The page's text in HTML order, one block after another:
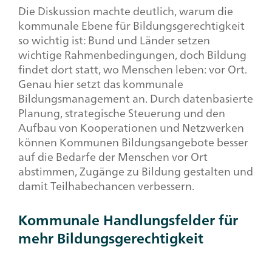
Die Diskussion machte deutlich, warum die
kommunale Ebene für Bildungsgerechtigkeit
so wichtig ist: Bund und Länder setzen
wichtige Rahmenbedingungen, doch Bildung
findet dort statt, wo Menschen leben: vor Ort.
Genau hier setzt das kommunale
Bildungsmanagement an. Durch datenbasierte
Planung, strategische Steuerung und den
Aufbau von Kooperationen und Netzwerken
können Kommunen Bildungsangebote besser
auf die Bedarfe der Menschen vor Ort
abstimmen, Zugänge zu Bildung gestalten und
damit Teilhabechancen verbessern.
Kommunale Handlungsfelder für
mehr Bildungsgerechtigkeit